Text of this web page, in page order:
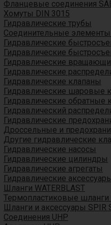
Фланцевые соединения
Хомуты DIN 3015
Гидравлические трубы
Соединительные элементы
Гидравлические
Гидравлические
Гидравлические
Гидравлические
Гидравлические клапаны
Гидравлические шаровые
Гидравлические обратные
Гидравлический
Гидравлические
Дроссельные и
Другие гидравлические
Гидравлические насосы
Гидравлические цилиндры
Гидравлические агрегаты
Гидравлические
Шланги WATERBLAST
Термопластиковые шланги
Шланги и аксессуары SPIR
Соединения UHP